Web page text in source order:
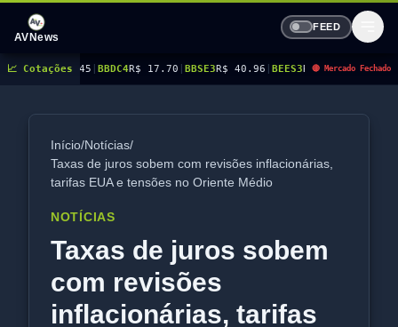
AVNews
FEED
📈 Cotações
R$ 17.70 |BBSE3R$ 40.96 |BEES3R$ 8.77| BEES4R$ 9.03 |BMGB4R$
🔴 Mercado Fechado
Início/Notícias/
Taxas de juros sobem com revisões inflacionárias,
tarifas EUA e tensões no Oriente Médio
NOTÍCIAS
Taxas de juros sobem
com revisões
inflacionárias, tarifas